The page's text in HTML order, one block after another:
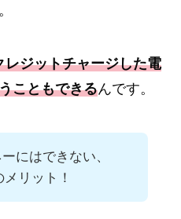
ジットチャージした電
こともできるんです。
にはできない、
リット！